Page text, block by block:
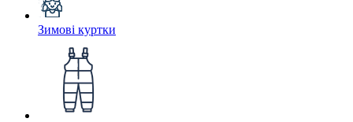
Зимові куртки